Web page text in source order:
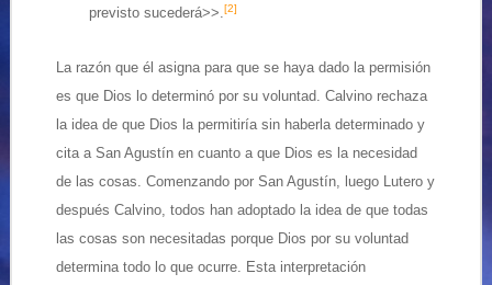
previsto sucederá>>.[2]
La razón que él asigna para que se haya dado la permisión
es que Dios lo determinó por su voluntad. Calvino rechaza
la idea de que Dios la permitiría sin haberla determinado y
cita a San Agustín en cuanto a que Dios es la necesidad
de las cosas. Comenzando por San Agustín, luego Lutero y
después Calvino, todos han adoptado la idea de que todas
las cosas son necesitadas porque Dios por su voluntad
determina todo lo que ocurre. Esta interpretación